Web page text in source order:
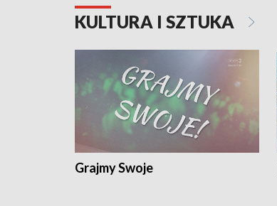
KULTURA I SZTUKA
Grajmy Swoje